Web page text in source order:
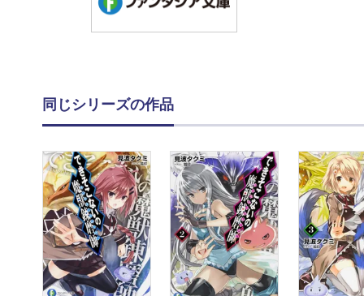
同じシリーズの作品